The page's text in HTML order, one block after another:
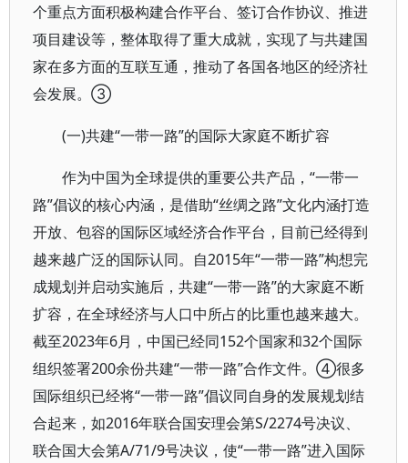
个重点方面积极构建合作平台、签订合作协议、推进
项目建设等，整体取得了重大成就，实现了与共建国
家在多方面的互联互通，推动了各国各地区的经济社
会发展。③
(一)共建“一带一路”的国际大家庭不断扩容
作为中国为全球提供的重要公共产品，“一带一
路”倡议的核心内涵，是借助“丝绸之路”文化内涵打造
开放、包容的国际区域经济合作平台，目前已经得到
越来越广泛的国际认同。自2015年“一带一路”构想完
成规划并启动实施后，共建“一带一路”的大家庭不断
扩容，在全球经济与人口中所占的比重也越来越大。
截至2023年6月，中国已经同152个国家和32个国际
组织签署200余份共建“一带一路”合作文件。④很多
国际组织已经将“一带一路”倡议同自身的发展规划结
合起来，如2016年联合国安理会第S/2274号决议、
联合国大会第A/71/9号决议，使“一带一路”进入国际